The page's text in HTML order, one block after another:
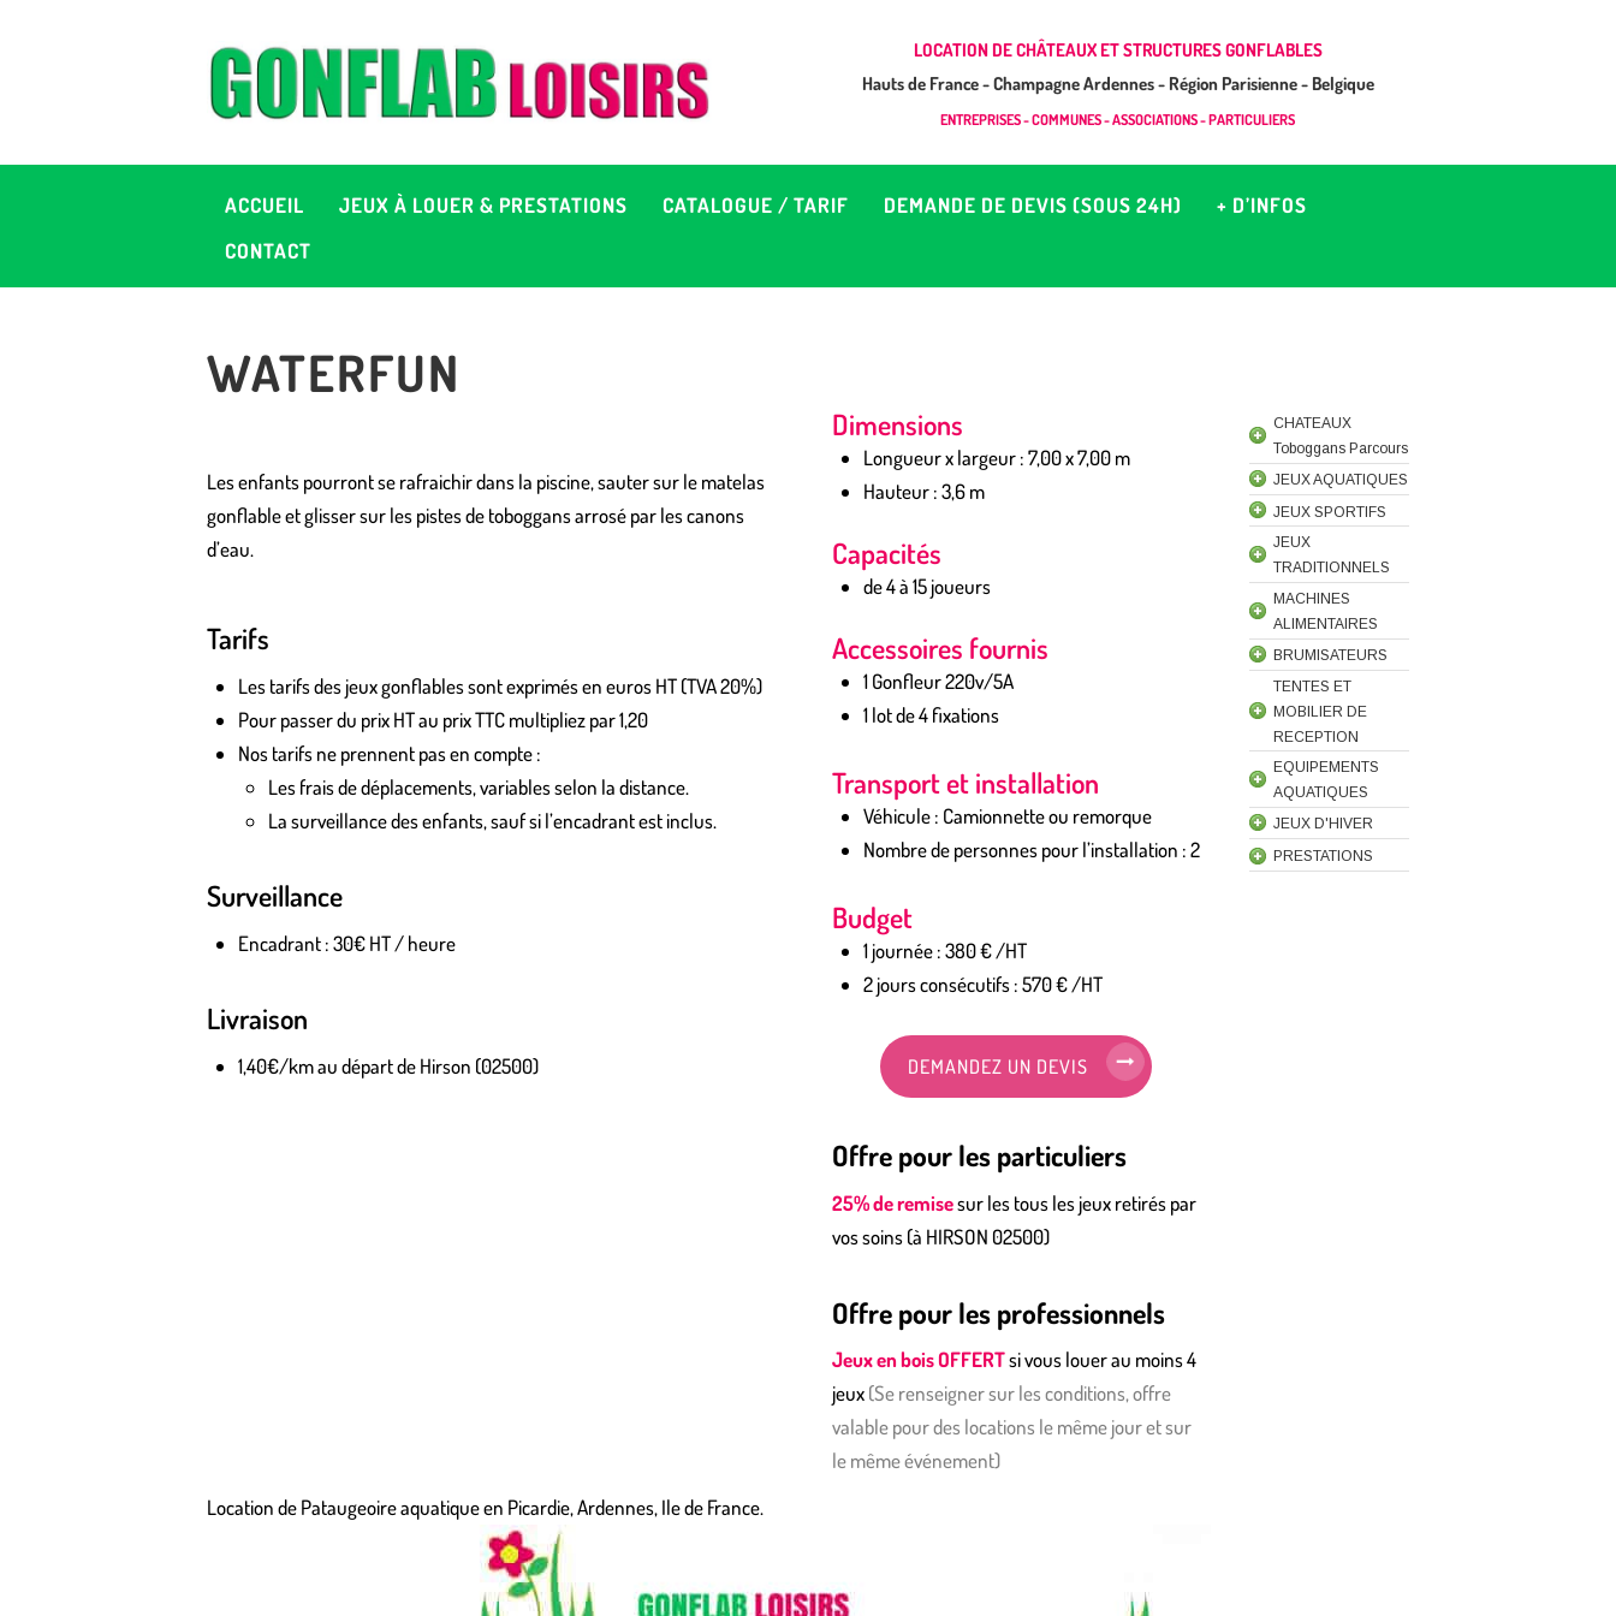
LOCATION DE CHÂTEAUX ET STRUCTURES GONFLABLES
Hauts de France - Champagne Ardennes - Région Parisienne - Belgique
ENTREPRISES - COMMUNES - ASSOCIATIONS - PARTICULIERS
ACCUEIL JEUX À LOUER & PRESTATIONS CATALOGUE / TARIF DEMANDE DE DEVIS (SOUS 24H)
+ D’INFOS
CONTACT
GONFLAB LOISIRS
JEUX À LOUER &
PRESTATIONS
CONTACT
WATERFUN
Les enfants pourront se rafraichir dans la piscine, sauter sur le matelas
gonflable et glisser sur les pistes de toboggans arrosé par les canons
d’eau.
Tarifs
Les tarifs des jeux gonflables sont exprimés en euros HT (TVA 20%)
Pour passer du prix HT au prix TTC multipliez par 1,20
Nos tarifs ne prennent pas en compte :
Les frais de déplacements, variables selon la distance.
La surveillance des enfants, sauf si l’encadrant est inclus.
Surveillance
Encadrant : 30€ HT / heure
Livraison
1,40€/km au départ de Hirson (02500)
Dimensions
Longueur x largeur : 7,00 x 7,00 m
Hauteur : 3,6 m
Capacités
de 4 à 15 joueurs
Accessoires fournis
1 Gonfleur 220v/5A
1 lot de 4 fixations
Transport et installation
Véhicule : Camionnette ou remorque
Nombre de personnes pour l’installation : 2
Budget
1 journée : 380 € /HT
2 jours consécutifs : 570 € /HT
DEMANDEZ UN DEVIS
Offre pour les particuliers
25% de remisesur les tous les jeux retirés par
vos soins (à HIRSON 02500)
Offre pour les professionnels
Jeux en bois OFFERTsi vous louer au moins 4
jeux(Se renseigner sur les conditions, offre
valable pour des locations le même jour et sur
le même événement)
CHATEAUX
Toboggans Parcours
JEUX AQUATIQUES
JEUX SPORTIFS
JEUX
TRADITIONNELS
MACHINES
ALIMENTAIRES
BRUMISATEURS
TENTES ET
MOBILIER DE
RECEPTION
EQUIPEMENTS
AQUATIQUES
JEUX D'HIVER
PRESTATIONS
Location de Pataugeoire aquatique en Picardie, Ardennes, Ile de France.